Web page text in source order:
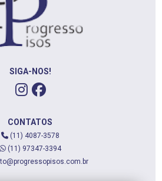
SIGA-NOS!
CONTATOS
(11) 4087-3578
(11) 97347-3394